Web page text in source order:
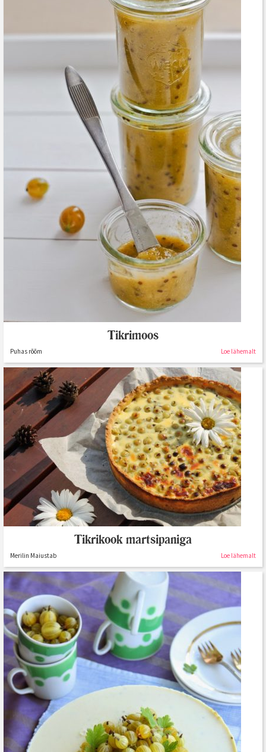
Tikrimoos
Puhas rõõm Loe lähemalt
Tikrikook martsipaniga
Merilin Maiustab Loe lähemalt